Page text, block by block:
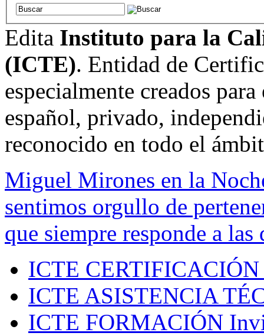
Edita Instituto para la
(ICTE). Entidad de
especialmente creados
español, privado,
reconocido en todo el
Miguel Mirones en la
sentimos orgullo de
que siempre responde a
ICTE CERTIFICACIÓN
ICTE ASISTENCIA
ICTE FORMACIÓN